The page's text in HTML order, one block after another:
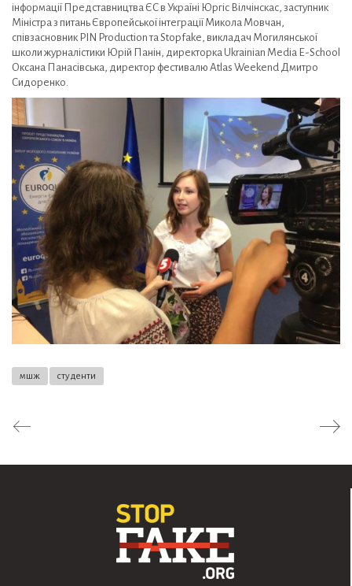
інформації Представництва ЄС в Україні Юргіс Вілчінскас, заступник
Міністра з питань Європейської інтеграції Микола Мовчан,
співзасновник PIN Production та Stopfake, викладач Могилянської
школи журналістики Юрій Панін, директорка Ukrainian Media E-School
Оксана Панасівська, директор фестивалю Atlas Weekend Дмитро
Сидоренко.
мшж студенти